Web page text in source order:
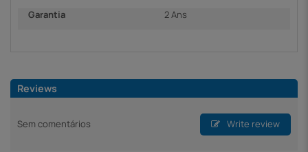
Garantia
2 Ans
Reviews
Sem comentários Write review